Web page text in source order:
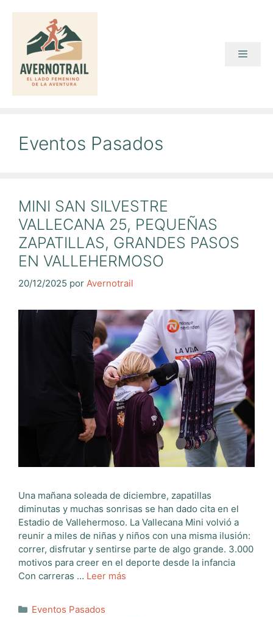
contenido
Eventos Pasados
MINI SAN SILVESTRE
VALLECANA 25, PEQUEÑAS
ZAPATILLAS, GRANDES PASOS
EN VALLEHERMOSO
20/12/2025 por Avernotrail
Una mañana soleada de diciembre, zapatillas
diminutas y muchas sonrisas se han dado cita en el
Estadio de Vallehermoso. La Vallecana Mini volvió a
reunir a miles de niñas y niños con una misma ilusión:
correr, disfrutar y sentirse parte de algo grande. 3.000
motivos para creer en el deporte desde la infancia
Con carreras … Leer más
Categorías
Eventos Pasados